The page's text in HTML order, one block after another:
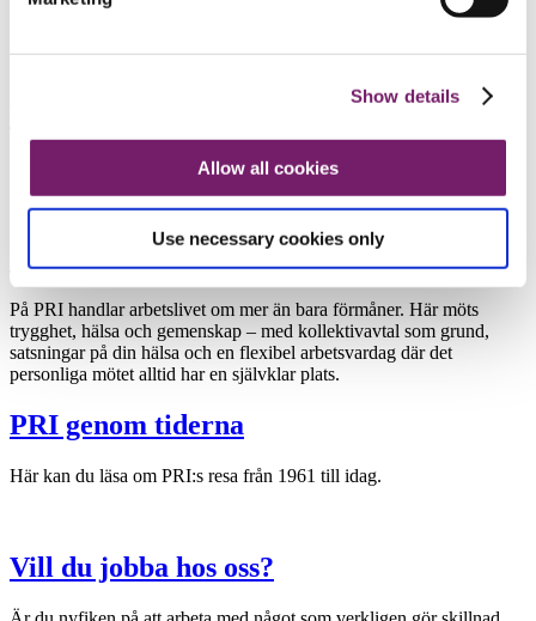
Show details
Allow all cookies
Use necessary cookies only
Vi bidrar stolt till svenska företags konkurrenskraft genom att vi
investeringar som skapar värde redan idag.
Din vardag hos oss
På PRI handlar arbetslivet om mer än bara förmåner. Här möts
trygghet, hälsa och gemenskap – med kollektivavtal som grund,
satsningar på din hälsa och en flexibel arbetsvardag där det
personliga mötet alltid har en självklar plats.
PRI genom tiderna
Här kan du läsa om PRI:s resa från 1961 till idag.
Vill du jobba hos oss?